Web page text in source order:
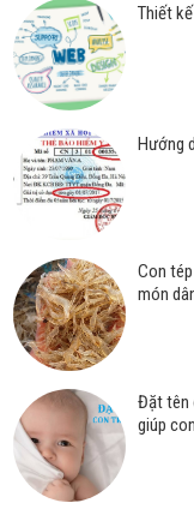
Thiết
Hướng
Con
món
Đặt tên
giúp